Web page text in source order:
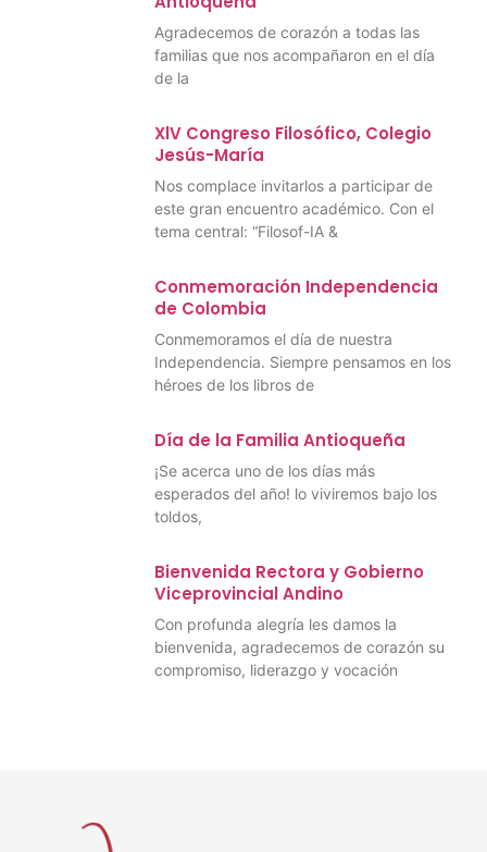
Agradecemos de corazón a todas las
familias que nos acompañaron en el día
de la
XlV Congreso Filosófico, Colegio
Jesús-María
Nos complace invitarlos a participar de
este gran encuentro académico. Con el
tema central: “Filosof-IA &
Conmemoración Independencia
de Colombia
Conmemoramos el día de nuestra
Independencia. Siempre pensamos en los
héroes de los libros de
Día de la Familia Antioqueña
¡Se acerca uno de los días más
esperados del año! lo viviremos bajo los
toldos,
Bienvenida Rectora y Gobierno
Viceprovincial Andino
Con profunda alegría les damos la
bienvenida, agradecemos de corazón su
compromiso, liderazgo y vocación